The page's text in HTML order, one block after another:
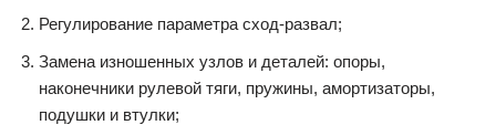
Регулирование параметра сход-развал;
Замена изношенных узлов и деталей: опоры,
наконечники рулевой тяги, пружины, амортизаторы,
подушки и втулки;